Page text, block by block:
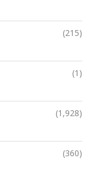
(215)
(1)
(1,928)
(360)